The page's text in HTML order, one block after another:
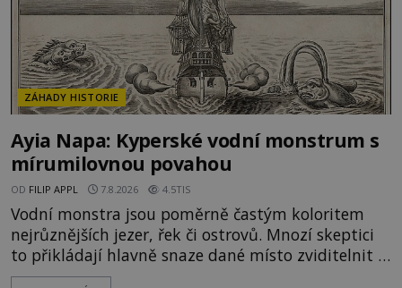
ZÁHADY HISTORIE
Ayia Napa: Kyperské vodní monstrum s
mírumilovnou povahou
OD FILIP APPL 7.8.2026 4.5TIS
Vodní monstra jsou poměrně častým koloritem
nejrůznějších jezer, řek či ostrovů. Mnozí skeptici
to přikládají hlavně snaze dané místo zviditelnit a
přitáhnout k němu pozornost záhadám